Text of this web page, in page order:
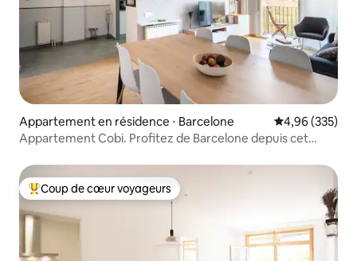
Appartement en résidence ⋅ Barcelone Évaluation
4,96 (335)
Appartement Cobi. Profitez de Barcelone depuis cet
Coups de cœur voyageurs les plus appréciés
Coup de cœur voyageurs